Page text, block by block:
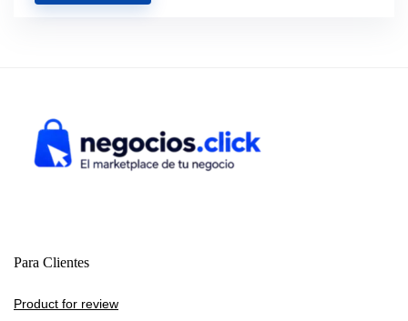
Para Clientes
Product for review